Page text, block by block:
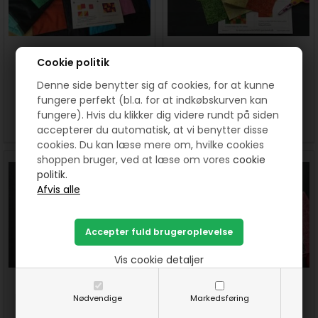
Cookie politik
Denne side benytter sig af cookies, for at kunne
fungere perfekt (bl.a. for at indkøbskurven kan
fungere). Hvis du klikker dig videre rundt på siden
accepterer du automatisk, at vi benytter disse
cookies. Du kan læse mere om, hvilke cookies
shoppen bruger, ved at læse om vorescookie
politik.
Nødvendige Markedsføring
Vis cookie detaljer
Trappemønster. (Nr 10)
20,00DKK
SE MERE KØB
20,00DKK
SE MERE KØB
Symaskine teknikker -
Firkanter på flere måder ( nr 3)
Symaskine teknikker - 9
firkanter på flere måder. (Nr 4)